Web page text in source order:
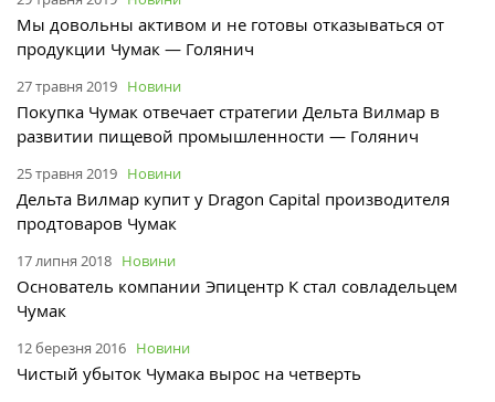
Мы довольны активом и не готовы отказываться от
продукции Чумак — Голянич
27 травня 2019 Новини
Покупка Чумак отвечает стратегии Дельта Вилмар в
развитии пищевой промышленности — Голянич
25 травня 2019 Новини
Дельта Вилмар купит у Dragon Capital производителя
продтоваров Чумак
17 липня 2018 Новини
Основатель компании Эпицентр К стал совладельцем
Чумак
12 березня 2016 Новини
Чистый убыток Чумака вырос на четверть